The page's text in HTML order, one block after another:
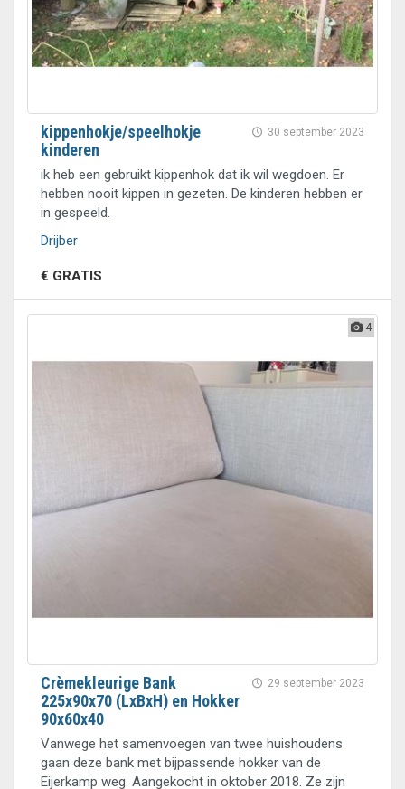
30 september 2023
kippenhokje/speelhokje
kinderen
ik heb een gebruikt kippenhok dat ik wil wegdoen. Er
hebben nooit kippen in gezeten. De kinderen hebben er
in gespeeld.
Drijber
€ GRATIS
4
29 september 2023
Crèmekleurige Bank
225x90x70 (LxBxH) en Hokker
90x60x40
Vanwege het samenvoegen van twee huishoudens
gaan deze bank met bijpassende hokker van de
Eijerkamp weg. Aangekocht in oktober 2018. Ze zijn